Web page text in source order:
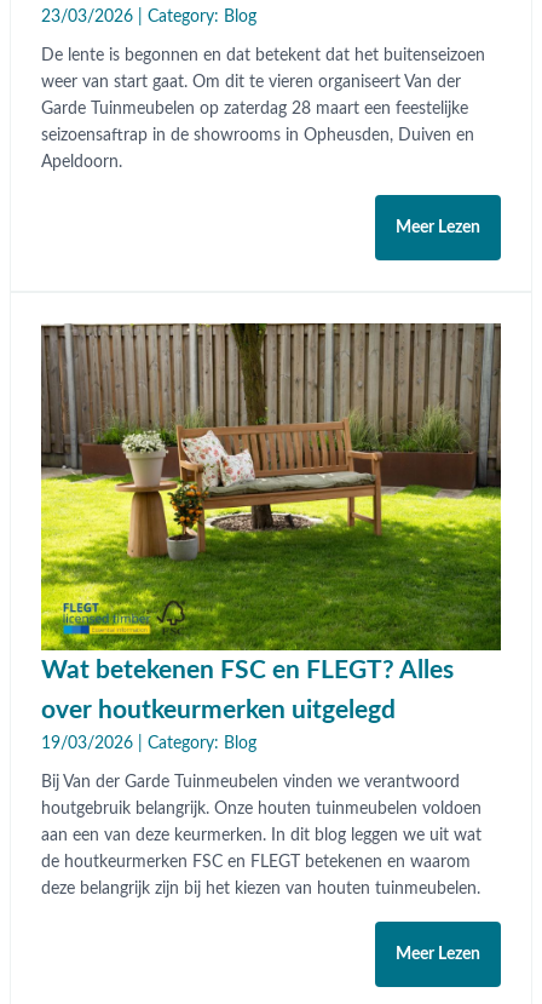
23/03/2026 | Category: Blog
De lente is begonnen en dat betekent dat het buitenseizoen
weer van start gaat. Om dit te vieren organiseert Van der
Garde Tuinmeubelen op zaterdag 28 maart een feestelijke
seizoensaftrap in de showrooms in Opheusden, Duiven en
Apeldoorn.
Meer Lezen
Wat betekenen FSC en FLEGT? Alles
over houtkeurmerken uitgelegd
19/03/2026 | Category: Blog
Bij Van der Garde Tuinmeubelen vinden we verantwoord
houtgebruik belangrijk. Onze houten tuinmeubelen voldoen
aan een van deze keurmerken. In dit blog leggen we uit wat
de houtkeurmerken FSC en FLEGT betekenen en waarom
deze belangrijk zijn bij het kiezen van houten tuinmeubelen.
Meer Lezen